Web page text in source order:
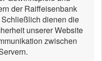
der Raiffeisenbank
dienen die
unserer Website
zwischen